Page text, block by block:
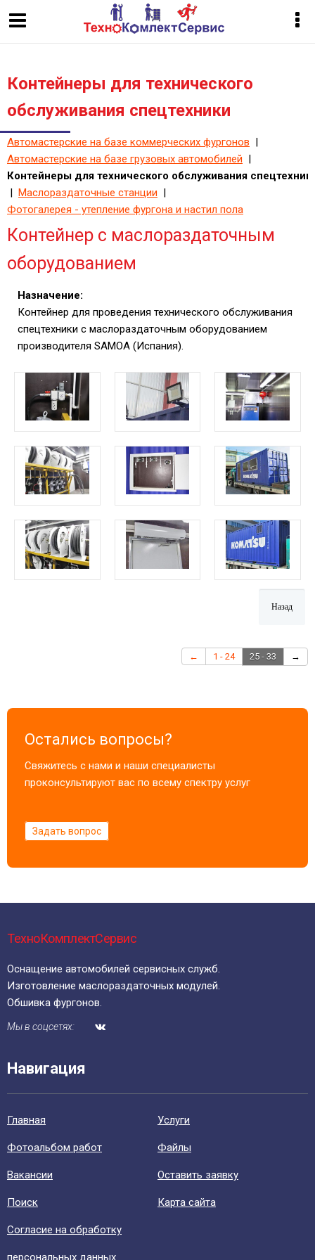
Контейнеры для технического
обслуживания спецтехники
Автомастерские на базе коммерческих фургонов |
Автомастерские на базе грузовых автомобилей |
Контейнеры для технического обслуживания
| Маслораздаточные станции |
Фотогалерея - утепление фургона и настил пола
Контейнер с маслораздаточным
оборудованием
Назначение:
Контейнер для проведения технического обслуживания
спецтехники с маслораздаточным оборудованием
производителя SAMOA (Испания).
← 1 - 24 25 - 33 →
Остались вопросы?
Свяжитесь с нами и наши специалисты
проконсультируют вас по всему спектру услуг
Задать вопрос
ТехноКомплектСервис
Оснащение автомобилей сервисных служб.
Изготовление маслораздаточных модулей.
Обшивка фургонов.
Мы в соцсетях:
Навигация
Главная Уcлуги
Фотоальбом работ Файлы
Вакансии Оставить заявку
Поиск Карта сайта
Согласие на обработку
персональных данных